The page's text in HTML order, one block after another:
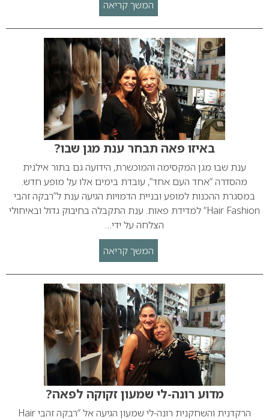
המשך קריאה
באיזו פאה תבחר ענת מגן שבו?
ענת שבו מגן המקסימה והמוכשרת, הידועה גם בתור אילנית
מהסדרה “אחד העם אחד”, עובדת בימים אלו על מופע חדש.
במסגרת ההכנות למופע ובניית הדמויות הגיעה ענת ל”רבקה זהבי
Hair Fashion” למדידת פאות. ענת התקבלה בחיבוק גדול ובאיחולי
הצלחה על ידי…
המשך קריאה
מדוע רונה-לי שמעון זקוקה לפאה?
הרקדנית והשחקנית רונה-לי שמעון הגיעה אל “רבקה זהבי Hair